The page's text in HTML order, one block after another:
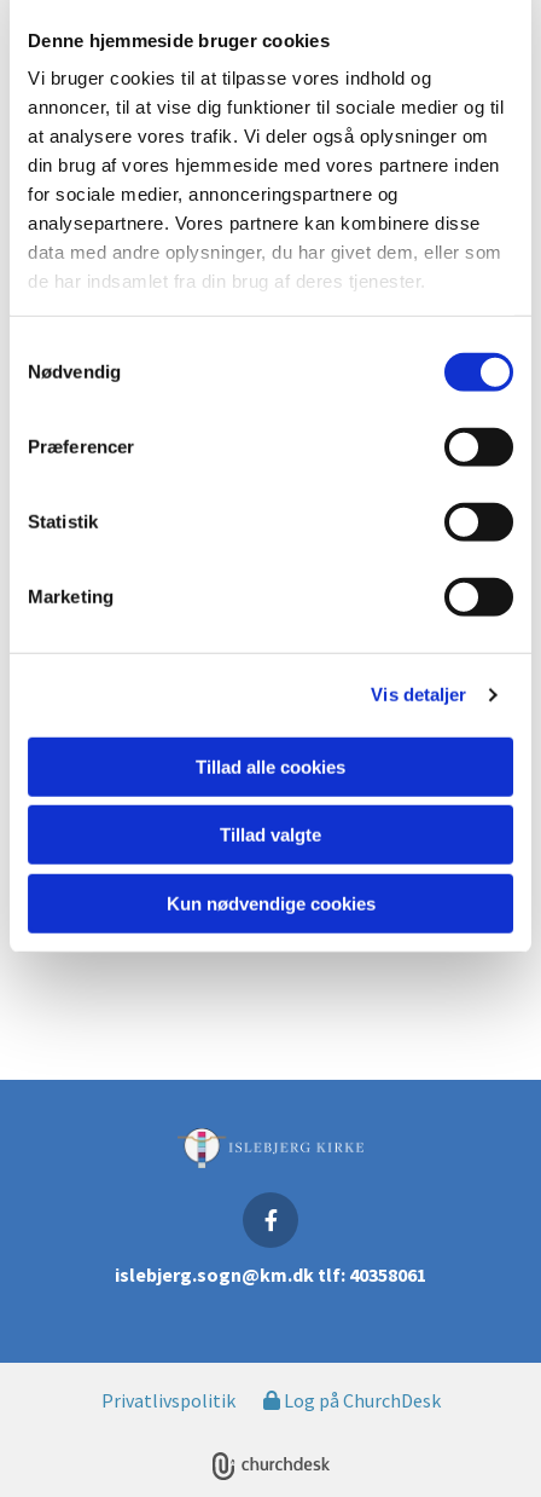
Denne hjemmeside bruger cookies
Vi bruger cookies til at tilpasse vores indhold og
annoncer, til at vise dig funktioner til sociale medier og til
at analysere vores trafik. Vi deler også oplysninger om
din brug af vores hjemmeside med vores partnere inden
for sociale medier, annonceringspartnere og
analysepartnere. Vores partnere kan kombinere disse
data med andre oplysninger, du har givet dem, eller som
de har indsamlet fra din brug af deres tjenester.
Nødvendig
Præferencer
Statistik
Marketing
Vis detaljer
Tillad alle cookies
Tillad valgte
Kun nødvendige cookies
Anna-Marie Lauenstein
Vi går en time i et tempo, hvor alle kan være med.
Vi mødes ved det runde bord/bænkesæt ved kirken, og
efter gåturen hygger vi med en kop varm kaffe eller the.
Du vil måske også kunne lide...
islebjerg.sogn@km.dk tlf: 40358061
Privatlivspolitik Log på ChurchDesk